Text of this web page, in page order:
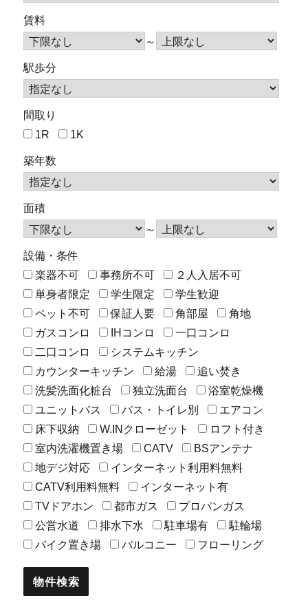
賃料
～
駅歩分
間取り
1R
1K
築年数
面積
～
設備・条件
楽器不可
事務所不可
２人入居不可
単身者限定
学生限定
学生歓迎
ペット不可
保証人要 角部屋
角地
ガスコンロ
IHコンロ
一口コンロ
二口コンロ
システムキッチン
カウンターキッチン
給湯
追い焚き
洗髪洗面化粧台
独立洗面台
浴室乾燥機
ユニットバス
バス・トイレ別
エアコン
床下収納
W.INクローゼット
ロフト付き
室内洗濯機置き場
CATV
BSアンテナ
地デジ対応
インターネット利用料無料
CATV利用料無料
インターネット有
TVドアホン
都市ガス
プロパンガス
公営水道
排水下水 駐車場有
駐輪場
バイク置き場
バルコニー フローリング